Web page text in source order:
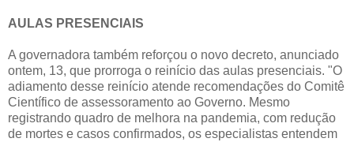
AULAS PRESENCIAIS
A governadora também reforçou o novo decreto, anunciado
ontem, 13, que prorroga o reinício das aulas presenciais. "O
adiamento desse reinício atende recomendações do Comitê
Científico de assessoramento ao Governo. Mesmo
registrando quadro de melhora na pandemia, com redução
de mortes e casos confirmados, os especialistas entendem